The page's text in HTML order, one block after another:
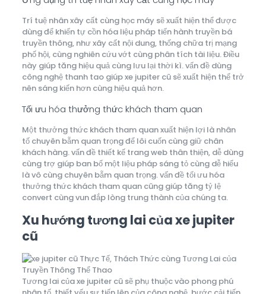
Trí tuệ nhân xây cất cùng học máy sẽ xuất hiện thể được
dùng để khiến tự cồn hóa liệu pháp tiến hành truyền bá
truyền thông, như xây cất nội dung, thống chữa trị mạng
phố hội, cùng nghiên cứu vớt cùng phân tích tài liệu. Điều
này giúp tăng hiệu quả cùng lưu lại thời kì. vấn đề dùng
công nghệ thanh tao giúp xe jupiter cũ sẽ xuất hiện thể trở
nên sáng kiến hơn cùng hiệu quả hơn.
Tối ưu hóa thưởng thức khách tham quan
Một thưởng thức khách tham quan xuất hiện lợi là nhân
tố chuyên bẵm quan trọng để lôi cuốn cùng giữ chân
khách hàng. vấn đề thiết kế trang web thân thiện, dễ dùng
cùng trợ giúp ban bố một liệu pháp sáng tỏ cùng dễ hiểu
là vô cùng chuyên bẵm quan trọng. vấn đề tối ưu hóa
thưởng thức khách tham quan cũng giúp tăng tỷ lệ
convert cùng vun đắp lòng trung thành của chúng ta.
Xu hướng tương lai của xe jupiter
cũ
Tương lai của xe jupiter cũ sẽ phụ thuộc vào phong phú